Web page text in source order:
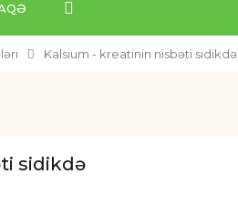
Kalsium - kreatinin nisbəti sidikdə
sidikdə